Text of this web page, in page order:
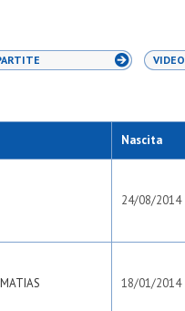
VIDEO
Nascita
24/08/2014
18/01/2014